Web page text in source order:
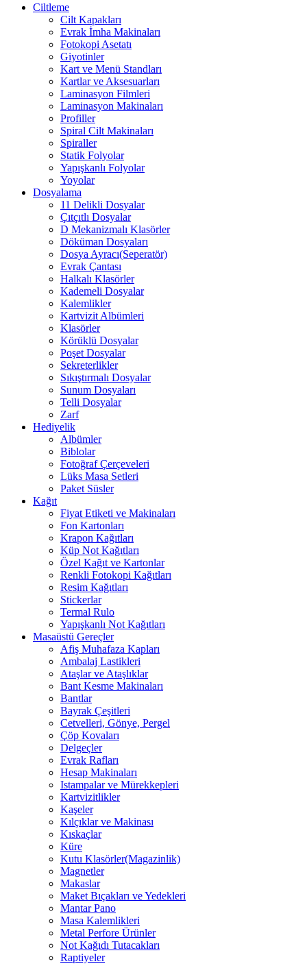
Ciltleme
Cilt Kapakları
Evrak İmha Makinaları
Fotokopi Asetatı
Giyotinler
Kart ve Menü Standları
Kartlar ve Aksesuarları
Laminasyon Filmleri
Laminasyon Makinaları
Profiller
Spiral Cilt Makinaları
Spiraller
Statik Folyolar
Yapışkanlı Folyolar
Yoyolar
Dosyalama
11 Delikli Dosyalar
Çıtçıtlı Dosyalar
D Mekanizmalı Klasörler
Döküman Dosyaları
Dosya Ayracı(Seperatör)
Evrak Çantası
Halkalı Klasörler
Kademeli Dosyalar
Kalemlikler
Kartvizit Albümleri
Klasörler
Körüklü Dosyalar
Poşet Dosyalar
Sekreterlikler
Sıkıştırmalı Dosyalar
Sunum Dosyaları
Telli Dosyalar
Zarf
Hediyelik
Albümler
Biblolar
Fotoğraf Çerçeveleri
Lüks Masa Setleri
Paket Süsler
Kağıt
Fiyat Etiketi ve Makinaları
Fon Kartonları
Krapon Kağıtları
Küp Not Kağıtları
Özel Kağıt ve Kartonlar
Renkli Fotokopi Kağıtları
Resim Kağıtları
Stickerlar
Termal Rulo
Yapışkanlı Not Kağıtları
Masaüstü Gereçler
Afiş Muhafaza Kapları
Ambalaj Lastikleri
Ataşlar ve Ataşlıklar
Bant Kesme Makinaları
Bantlar
Bayrak Çeşitleri
Cetvelleri, Gönye, Pergel
Çöp Kovaları
Delgeçler
Evrak Rafları
Hesap Makinaları
Istampalar ve Mürekkepleri
Kartvizitlikler
Kaşeler
Kılçıklar ve Makinası
Kıskaçlar
Küre
Kutu Klasörler(Magazinlik)
Magnetler
Makaslar
Maket Bıçakları ve Yedekleri
Mantar Pano
Masa Kalemlikleri
Metal Perfore Ürünler
Not Kağıdı Tutacakları
Raptiyeler